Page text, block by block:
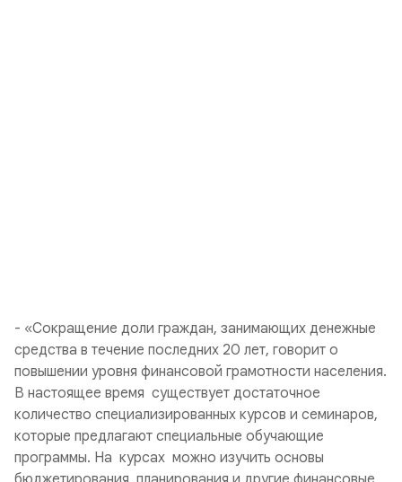
- «Сокращение доли граждан, занимающих денежные
средства в течение последних 20 лет, говорит о
повышении уровня финансовой грамотности населения.
В настоящее время существует достаточное
количество специализированных курсов и семинаров,
которые предлагают специальные обучающие
программы. На курсах можно изучить основы